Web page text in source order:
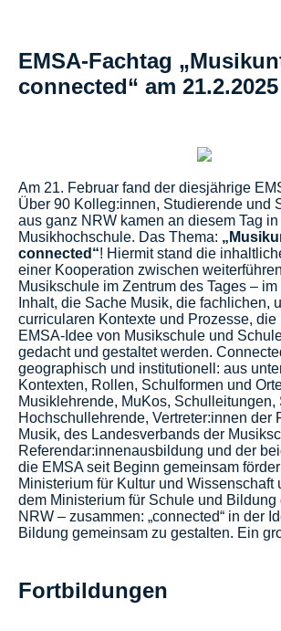
EMSA-Fachtag
connected“ am 21.2.2025
Am 21. Februar fand der diesjährige
Über 90 Kolleg:innen, Studierende und
aus ganz NRW kamen an diesem Tag
Musikhochschule. Das Thema:
connected“! Hiermit stand die
einer Kooperation zwischen
Musikschule im Zentrum des Tages –
Inhalt, die Sache Musik, die fachlichen,
curricularen Kontexte und Prozesse, die
EMSA-Idee von Musikschule und
gedacht und gestaltet werden.
geographisch und institutionell: aus
Kontexten, Rollen, Schulformen und
Musiklehrende, MuKos, Schulleitungen,
Hochschullehrende, Vertreter:innen der
Musik, des Landesverbands der
Referendar:innenausbildung und der
die EMSA seit Beginn gemeinsam
Ministerium für Kultur und Wissenschaft
dem Ministerium für Schule und Bildung
NRW – zusammen: „connected“ in der
Bildung gemeinsam zu gestalten. Ein
Fortbildungen